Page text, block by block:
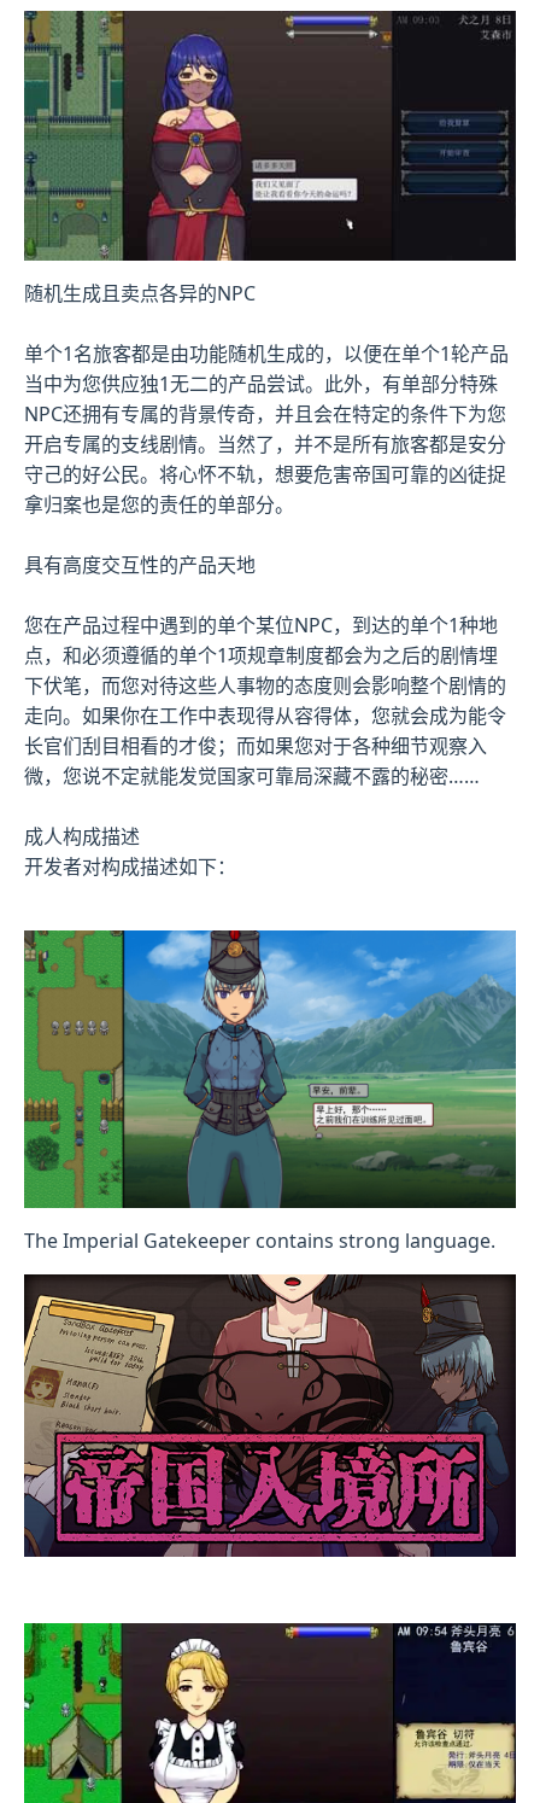
随机生成且卖点各异的NPC
单个1名旅客都是由功能随机生成的，以便在单个1轮产品
当中为您供应独1无二的产品尝试。此外，有单部分特殊
NPC还拥有专属的背景传奇，并且会在特定的条件下为您
开启专属的支线剧情。当然了，并不是所有旅客都是安分
守己的好公民。将心怀不轨，想要危害帝国可靠的凶徒捉
拿归案也是您的责任的单部分。
具有高度交互性的产品天地
您在产品过程中遇到的单个某位NPC，到达的单个1种地
点，和必须遵循的单个1项规章制度都会为之后的剧情埋
下伏笔，而您对待这些人事物的态度则会影响整个剧情的
走向。如果你在工作中表现得从容得体，您就会成为能令
长官们刮目相看的才俊；而如果您对于各种细节观察入
微，您说不定就能发觉国家可靠局深藏不露的秘密……
成人构成描述
开发者对构成描述如下：
The Imperial Gatekeeper contains strong language.